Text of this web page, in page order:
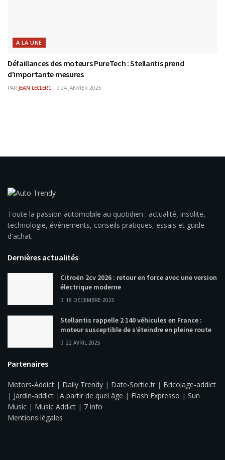
A LA UNE
Défaillances des moteurs PureTech : Stellantis prend
d’importante mesures
PAR JEAN LECLERC 24 JANVIER 2025
Toute la passion automobile au quotidien : actualité, insolite,
technologie, événements, conseils pratiques, essais et guide
d'achat.
Dernières actualités
Citroën 2cv 2026 : retour en force avec une version
électrique moderne
18 DÉCEMBRE 2025
Stellantis rappelle 2 140 véhicules en France :
moteur susceptible de s’éteindre en pleine route
22 AVRIL 2025
Partenaires
Motors-Addict | Daily Trendy | Date-Sortie.fr | Bricolage-addict
| Jardin-addict |A partir de quel âge | Flash Expresso | Sun
Music | Music Addict | 7 info
Mentions légales